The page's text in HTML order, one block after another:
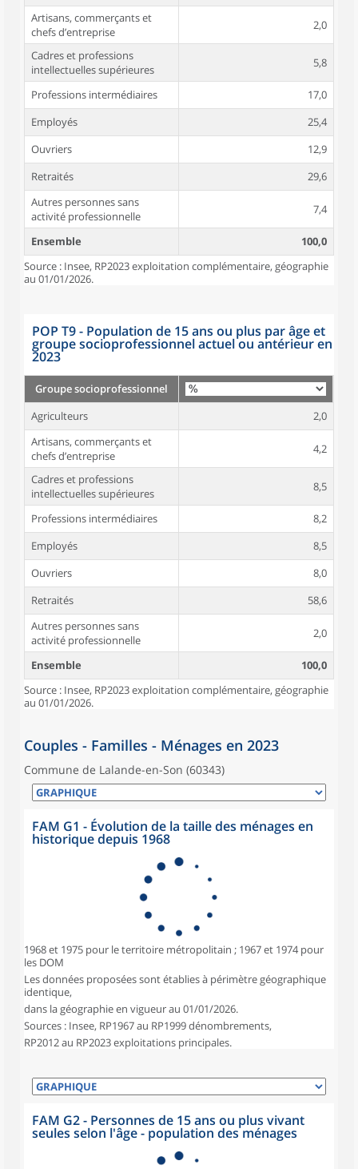
Artisans, commerçants et
chefs d’entreprise
2,0
Cadres et professions
intellectuelles supérieures
5,8
Professions intermédiaires
17,0
Employés
25,4
Ouvriers
12,9
Retraités
29,6
Autres personnes sans
activité professionnelle
7,4
Ensemble
100,0
Source : Insee, RP2023 exploitation complémentaire, géographie
au 01/01/2026.
POP T9 - Population de 15 ans ou plus par âge et
groupe socioprofessionnel actuel ou antérieur en
2023
Groupe socioprofessionnel
Agriculteurs
2,0
Artisans, commerçants et
chefs d’entreprise
4,2
Cadres et professions
intellectuelles supérieures
8,5
Professions intermédiaires
8,2
Employés
8,5
Ouvriers
8,0
Retraités
58,6
Autres personnes sans
activité professionnelle
2,0
Ensemble
100,0
Source : Insee, RP2023 exploitation complémentaire, géographie
au 01/01/2026.
Couples - Familles - Ménages en 2023
Commune de Lalande-en-Son (60343)
FAM G1 - Évolution de la taille des ménages en
historique depuis 1968
1968 et 1975 pour le territoire métropolitain ; 1967 et 1974 pour
les DOM
Les données proposées sont établies à périmètre géographique
identique,
dans la géographie en vigueur au 01/01/2026.
Sources : Insee, RP1967 au RP1999 dénombrements,
RP2012 au RP2023 exploitations principales.
FAM G2 - Personnes de 15 ans ou plus vivant
seules selon l'âge - population des ménages